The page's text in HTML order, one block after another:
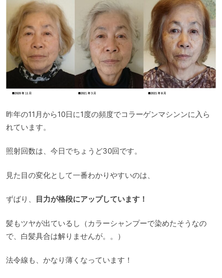
昨年の11月から10日に1度の頻度でコラーゲンマシンンに入ら
れています。
照射回数は、今日でちょうど30回です。
見た目の変化として一番わかりやすいのは、
ずばり、 目力が格段にアップしています！
髪もツヤが出ているし（カラーシャンプーで染めたそうなの
で、白髪具合は解りませんが。。）
法令線も、かなり薄くなっています！